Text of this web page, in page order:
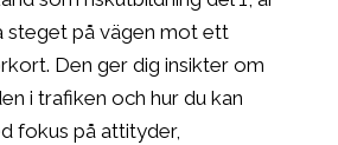
steget på vägen mot ett
Den ger dig insikter om
i trafiken och hur du kan
fokus på attityder,